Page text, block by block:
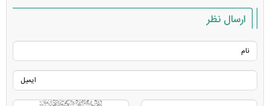
ارسال نظر